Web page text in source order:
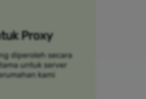
Proxy
diperoleh secara
untuk server
kami